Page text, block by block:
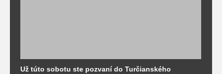
Už túto sobotu ste pozvaní do Turčianského